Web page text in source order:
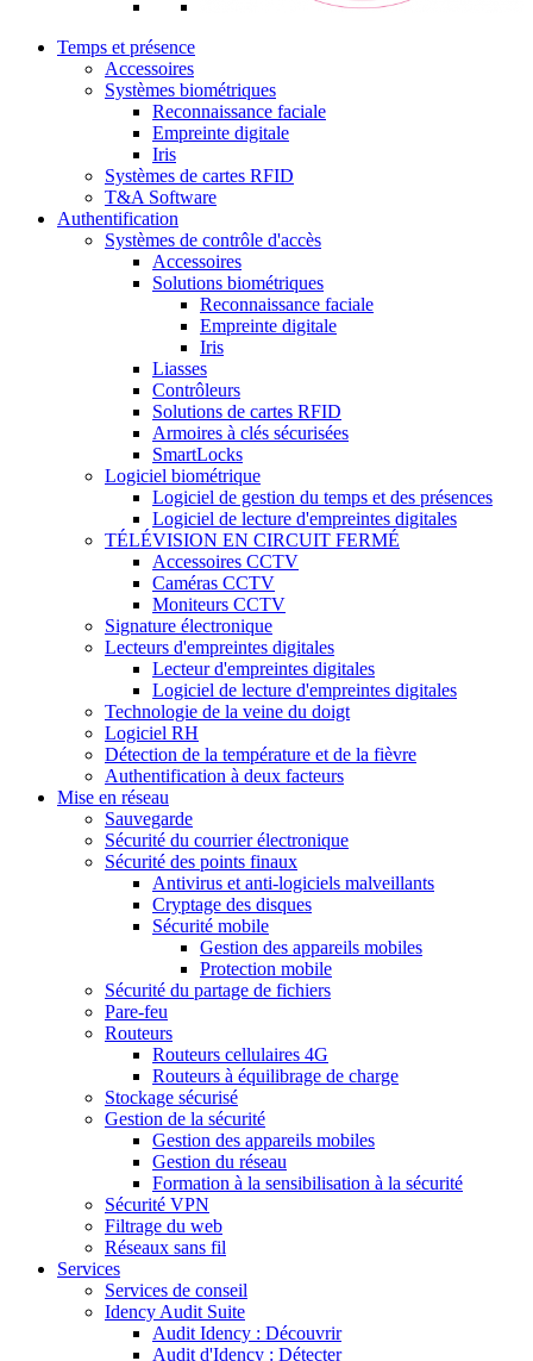
Temps et présence
Accessoires
Systèmes biométriques
Reconnaissance faciale
Empreinte digitale
Iris
Systèmes de cartes RFID
T&A Software
Authentification
Systèmes de contrôle d'accès
Accessoires
Solutions biométriques
Reconnaissance faciale
Empreinte digitale
Iris
Liasses
Contrôleurs
Solutions de cartes RFID
Armoires à clés sécurisées
SmartLocks
Logiciel biométrique
Logiciel de gestion du temps et des présences
Logiciel de lecture d'empreintes digitales
TÉLÉVISION EN CIRCUIT FERMÉ
Accessoires CCTV
Caméras CCTV
Moniteurs CCTV
Signature électronique
Lecteurs d'empreintes digitales
Lecteur d'empreintes digitales
Logiciel de lecture d'empreintes digitales
Technologie de la veine du doigt
Logiciel RH
Détection de la température et de la fièvre
Authentification à deux facteurs
Mise en réseau
Sauvegarde
Sécurité du courrier électronique
Sécurité des points finaux
Antivirus et anti-logiciels malveillants
Cryptage des disques
Sécurité mobile
Gestion des appareils mobiles
Protection mobile
Sécurité du partage de fichiers
Pare-feu
Routeurs
Routeurs cellulaires 4G
Routeurs à équilibrage de charge
Stockage sécurisé
Gestion de la sécurité
Gestion des appareils mobiles
Gestion du réseau
Formation à la sensibilisation à la sécurité
Sécurité VPN
Filtrage du web
Réseaux sans fil
Services
Services de conseil
Idency Audit Suite
Audit Idency : Découvrir
Audit d'Idency : Détecter